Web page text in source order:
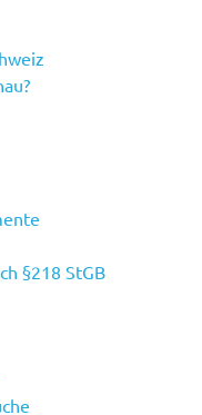
§218 StGB